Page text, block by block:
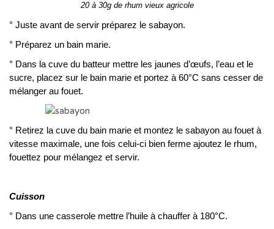
20 à 30g de rhum vieux agricole
° Juste avant de servir préparez le sabayon.
° Préparez un bain marie.
° Dans la cuve du batteur mettre les jaunes d’œufs, l’eau et le
sucre, placez sur le bain marie et portez à 60°C sans cesser de
mélanger au fouet.
° Retirez la cuve du bain marie et montez le sabayon au fouet à
vitesse maximale, une fois celui-ci bien ferme ajoutez le rhum,
fouettez pour mélangez et servir.
Cuisson
° Dans une casserole mettre l’huile à chauffer à 180°C.